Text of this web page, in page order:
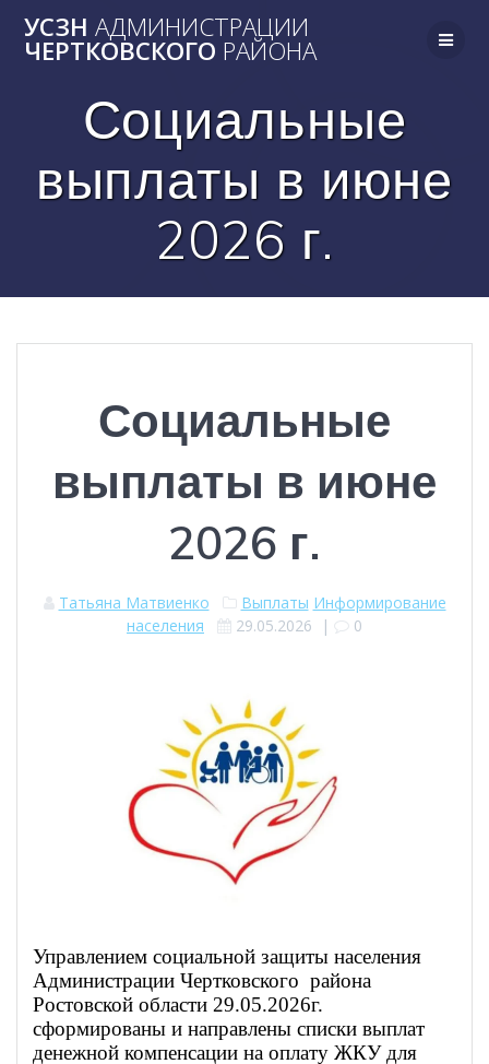
to
content
УСЗН АДМИНИСТРАЦИИ
ЧЕРТКОВСКОГО РАЙОНА
Социальные
выплаты в июне
2026 г.
Социальные
выплаты в июне
2026 г.
Татьяна Матвиенко Выплаты Информирование
населения
29.05.2026 | 0
Управлением социальной защиты населения
Администрации Чертковского района
Ростовской области 29.05.2026г.
сформированы и направлены списки выплат
денежной компенсации на оплату ЖКУ для